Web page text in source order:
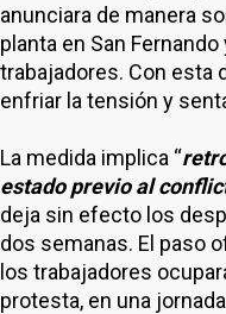
anunciara de manera
planta en San
trabajadores. Con esta
enfriar la tensión y
La medida implica “
estado previo al
deja sin efecto los
dos semanas. El paso
los trabajadores
protesta, en una